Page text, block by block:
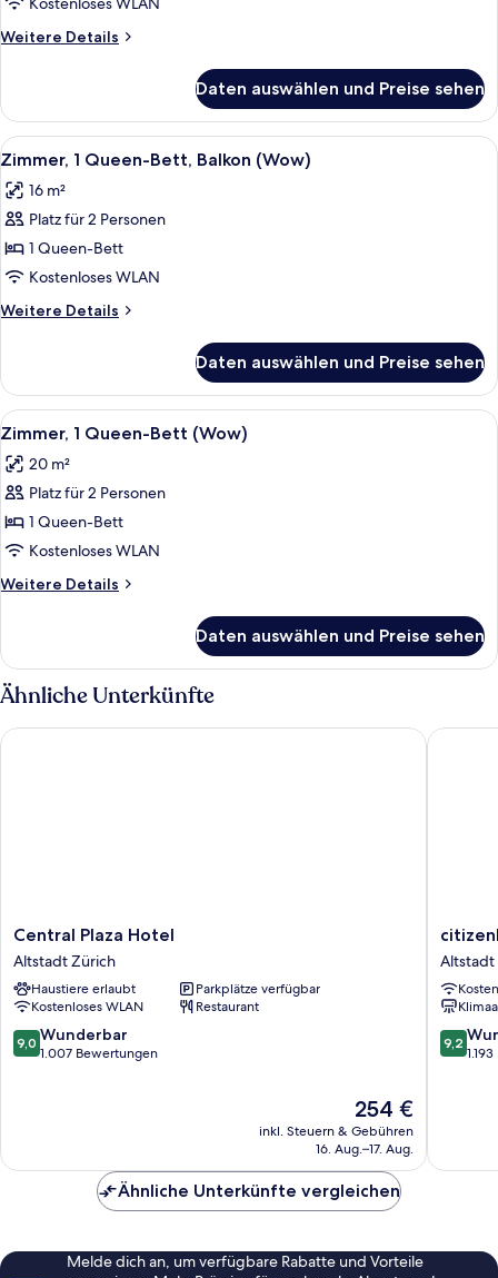
Bett,
barrierefrei
anzeigen
Weitere Details
Weitere
1
Queen-
Bett,
(Wow)
Daten auswählen und Preise sehen
Alle
Fotos
für
Zimmer,
1
Queen-
Bett,
Balkon
anzeigen
4
Zimmer, 1 Queen-Bett, Balkon (Wow)
16 m²
Platz für 2 Personen
1 Queen-Bett
Kostenloses WLAN
Weitere Details
Weitere
1
Queen-
Bett,
(Wow)
Daten auswählen und Preise sehen
Alle
Fotos
für
Zimmer,
1
Queen-
Bett
(Wow)
9
Zimmer, 1 Queen-Bett (Wow)
20 m²
Platz für 2 Personen
1 Queen-Bett
Kostenloses WLAN
Weitere Details
Weitere
1
Queen-
Bett
Daten auswählen und Preise sehen
Ähnliche Unterkünfte
Central
Plaza
Hotel
Altstadt
Zürich
Central Plaza Hotel
Altstadt Zürich
Haustiere erlaubt
Parkplätze verfügbar
Kostenloses WLAN
Restaurant
9.0
von
9,0 Wunderbar
1.007 Bewertungen
Der
Preis
beträgt
254 €
inkl. Steuern & Gebühren
16. Aug.–17. Aug.
Central Plaza Hotel
citizenM
Zürich
Altstadt
Zürich
Altstadt
9.2
von
9,2
Ähnliche Unterkünfte vergleichen
Melde dich an, um verfügbare Rabatte und Vorteile